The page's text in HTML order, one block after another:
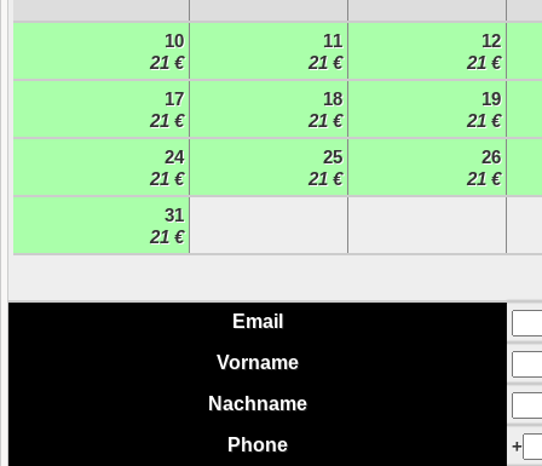
10
21 €
11
21 €
12
21 €
17
21 €
18
21 €
19
21 €
24
21 €
25
21 €
26
21 €
31
21 €
Email
Vorname
Nachname
Phone
+